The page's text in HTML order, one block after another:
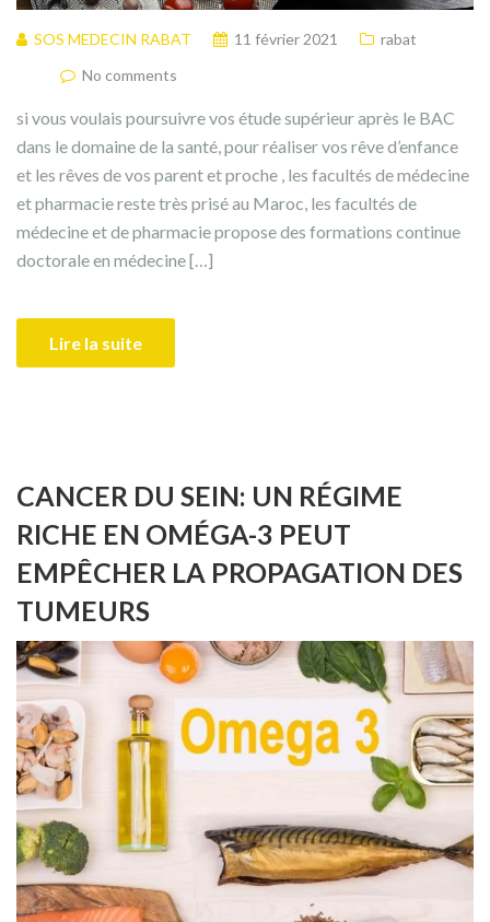
SOS MEDECIN RABAT 11 février 2021
rabat
No comments
si vous voulais poursuivre vos étude supérieur après le BAC
dans le domaine de la santé, pour réaliser vos rêve d’enfance
et les rêves de vos parent et proche , les facultés de médecine
et pharmacie reste très prisé au Maroc, les facultés de
médecine et de pharmacie propose des formations continue
doctorale en médecine […]
Lire la suite
CANCER DU SEIN: UN RÉGIME
RICHE EN OMÉGA-3 PEUT
EMPÊCHER LA PROPAGATION DES
TUMEURS